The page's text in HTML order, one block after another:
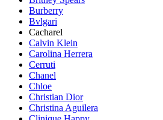
Burberry
Bvlgari
Cacharel
Calvin Klein
Carolina Herrera
Cerruti
Chanel
Chloe
Christian Dior
Christina Aguilera